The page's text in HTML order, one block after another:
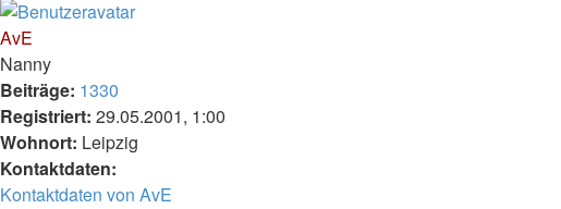
AvE
Nanny
Beiträge: 1330
Registriert: 29.05.2001, 1:00
Wohnort: Leipzig
Kontaktdaten:
Kontaktdaten von AvE